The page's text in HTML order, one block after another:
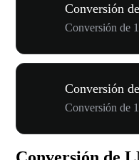
Conversión
Conversión de
Conversión
Conversión de